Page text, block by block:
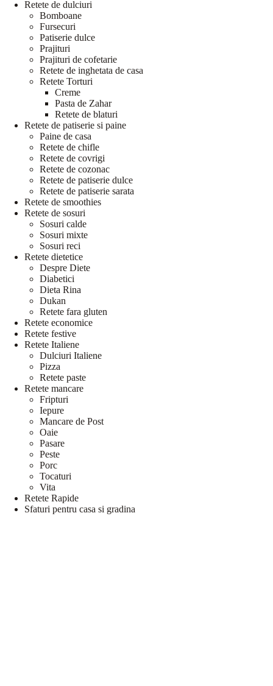
Retete de dulciuri
Bomboane
Fursecuri
Patiserie dulce
Prajituri
Prajituri de cofetarie
Retete de inghetata de casa
Retete Torturi
Creme
Pasta de Zahar
Retete de blaturi
Retete de patiserie si paine
Paine de casa
Retete de chifle
Retete de covrigi
Retete de cozonac
Retete de patiserie dulce
Retete de patiserie sarata
Retete de smoothies
Retete de sosuri
Sosuri calde
Sosuri mixte
Sosuri reci
Retete dietetice
Despre Diete
Diabetici
Dieta Rina
Dukan
Retete fara gluten
Retete economice
Retete festive
Retete Italiene
Dulciuri Italiene
Pizza
Retete paste
Retete mancare
Fripturi
Iepure
Mancare de Post
Oaie
Pasare
Peste
Porc
Tocaturi
Vita
Retete Rapide
Sfaturi pentru casa si gradina